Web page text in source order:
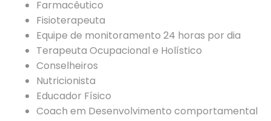
Farmacêutico
Fisioterapeuta
Equipe de monitoramento 24 horas por dia
Terapeuta Ocupacional e Holístico
Conselheiros
Nutricionista
Educador Físico
Coach em Desenvolvimento comportamental